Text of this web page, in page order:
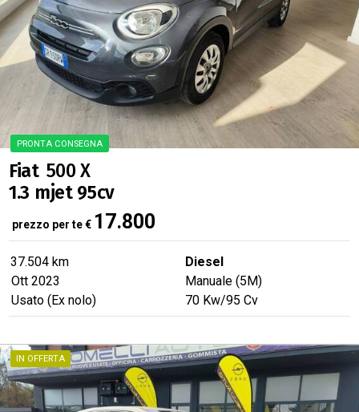
PRONTA CONSEGNA
Fiat 500 X
1.3 mjet 95cv
prezzo per te€ 17.800
37.504 km
Diesel
Ott 2023
Manuale (5M)
Usato (Ex nolo)
70 Kw/95 Cv